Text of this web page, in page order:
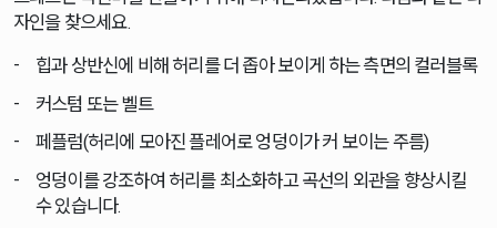
자인을 찾으세요.
힙과 상반신에 비해 허리를 더 좁아 보이게 하는 측면의 컬러블록
커스텀 또는 벨트
페플럼(허리에 모아진 플레어로 엉덩이가 커 보이는 주름)
엉덩이를 강조하여 허리를 최소화하고 곡선의 외관을 향상시킬
수 있습니다.